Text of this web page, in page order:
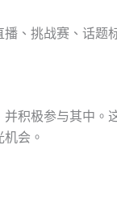
、挑战赛、话题
积极参与其中
会。